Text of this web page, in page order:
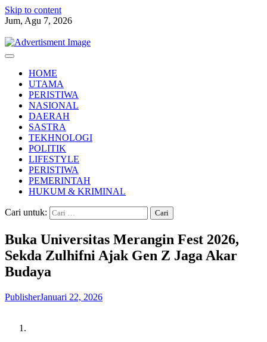
Skip to content
Jum, Agu 7, 2026
HOME
UTAMA
PERISTIWA
NASIONAL
DAERAH
SASTRA
TEKHNOLOGI
POLITIK
LIFESTYLE
PERISTIWA
PEMERINTAH
HUKUM & KRIMINAL
Cari untuk:
Buka Universitas Merangin Fest 2026,
Sekda Zulhifni Ajak Gen Z Jaga Akar
Budaya
PublisherJanuari 22, 2026